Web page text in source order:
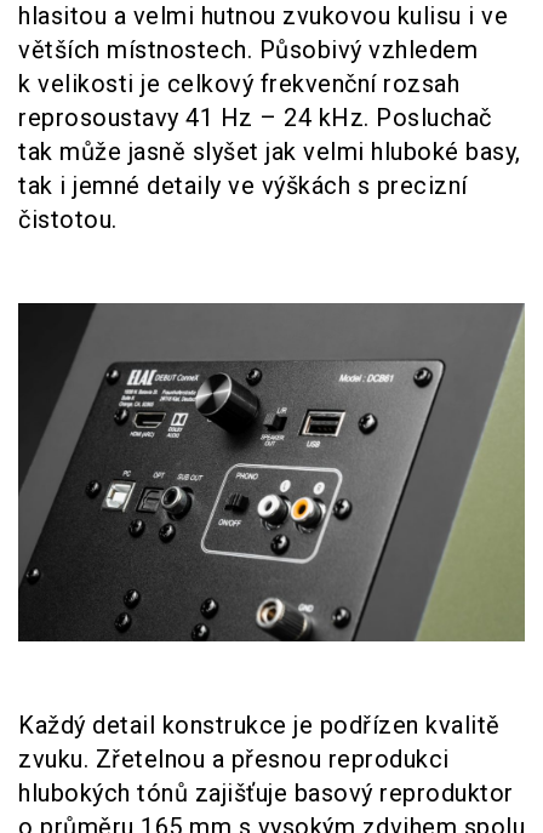
hlasitou a velmi hutnou zvukovou kulisu i ve
větších místnostech. Působivý vzhledem
k velikosti je celkový frekvenční rozsah
reprosoustavy 41 Hz – 24 kHz. Posluchač
tak může jasně slyšet jak velmi hluboké basy,
tak i jemné detaily ve výškách s precizní
čistotou.
Každý detail konstrukce je podřízen kvalitě
zvuku. Zřetelnou a přesnou reprodukci
hlubokých tónů zajišťuje basový reproduktor